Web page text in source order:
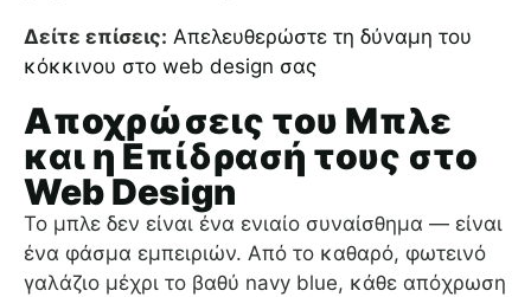
Δείτε επίσεις: Απελευθερώστε τη δύναμη του
κόκκινου στο web design σας
Αποχρώσεις του Μπλε
και η Επίδρασή τους στο
Web Design
Το μπλε δεν είναι ένα ενιαίο συναίσθημα — είναι
ένα φάσμα εμπειριών. Από το καθαρό, φωτεινό
γαλάζιο μέχρι το βαθύ navy blue, κάθε απόχρωση